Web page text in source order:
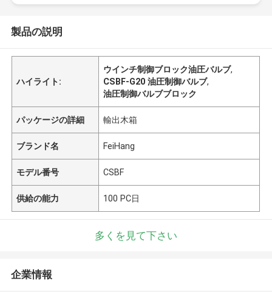
製品の説明
ハイライト:
ウインチ制御ブロック油圧バルブ,
CSBF-G20 油圧制御バルブ,
油圧制御バルブブロック
パッケージの詳細 輸出木箱
ブランド名 FeiHang
モデル番号 CSBF
供給の能力 100 PC日
多くを見て下さい
企業情報